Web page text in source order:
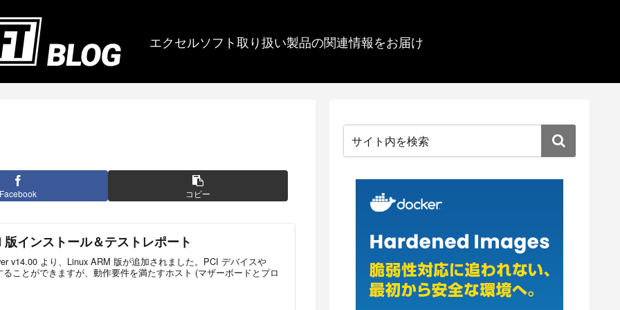
エクセルソフト取り扱い製品の関連情報をお届け
Facebook コピー
インストール＆テストレポート
v14.00 より、Linux ARM 版が追加されました。PCI デバイスや
ことができますが、動作要件を満たすホスト (マザーボードとプロ